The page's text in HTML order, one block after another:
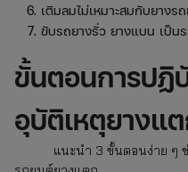
เติมลมไม่เหมาะสมกับยางร
ขับรถยางรั่ว ยางแบน เป็นร
ขั้นตอนการปฏิ
อุบัติเหตุยางแ
แนะนำ 3 ขั้นตอนง่าย ๆ ช่ว